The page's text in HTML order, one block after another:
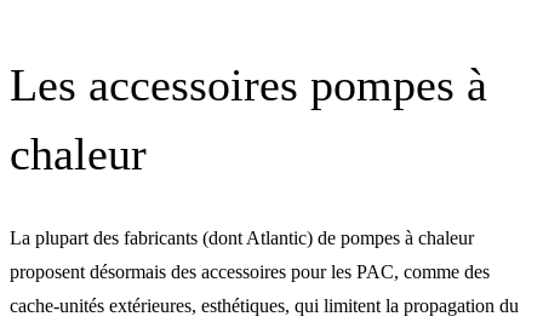
Les accessoires pompes à
chaleur
La plupart des fabricants (dont Atlantic) de pompes à chaleur
proposent désormais des accessoires pour les PAC, comme des
cache-unités extérieures, esthétiques, qui limitent la propagation du